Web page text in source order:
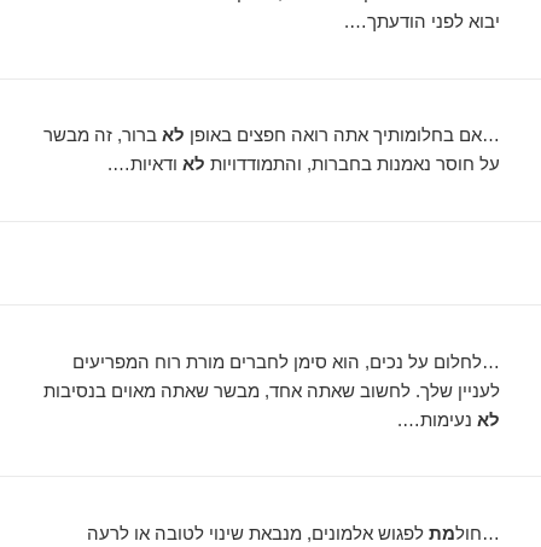
יבוא לפני הודעתך….
…אם בחלומותיך אתה רואה חפצים באופן לא ברור, זה מבשר
על חוסר נאמנות בחברות, והתמודדויות לא ודאיות….
…לחלום על נכים, הוא סימן לחברים מורת רוח המפריעים
לעניין שלך. לחשוב שאתה אחד, מבשר שאתה מאוים בנסיבות
לא נעימות….
…חולמת לפגוש אלמונים, מנבאת שינוי לטובה או לרעה